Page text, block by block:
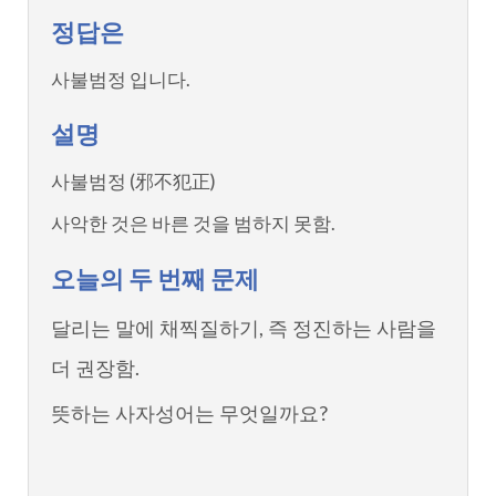
정답은
사불범정 입니다.
설명
사불범정 (邪不犯正)
사악한 것은 바른 것을 범하지 못함.
오늘의 두 번째 문제
달리는 말에 채찍질하기, 즉 정진하는 사람을
더 권장함.
뜻하는 사자성어는 무엇일까요?